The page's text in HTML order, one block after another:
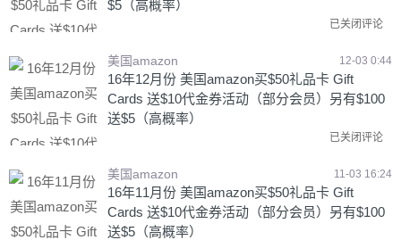
$5（高概率）
已关闭评论
美国amazon 12-03 0:44
16年12月份 美国amazon买$50礼品卡 Gift
Cards 送$10代金券活动（部分会员）另有$100
送$5（高概率）
已关闭评论
美国amazon 11-03 16:24
16年11月份 美国amazon买$50礼品卡 Gift
Cards 送$10代金券活动（部分会员）另有$100
送$5（高概率）